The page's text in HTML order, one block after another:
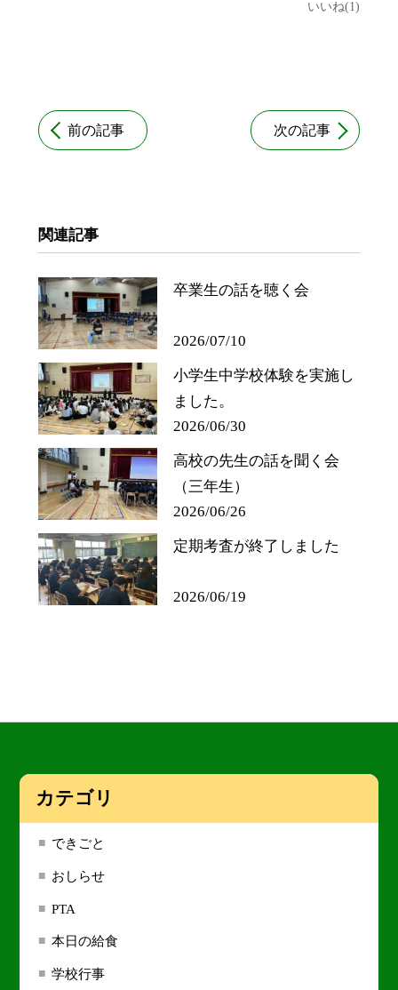
いいね(1)
前の記事 次の記事
関連記事
卒業生の話を聴く会
2026/07/10
小学生中学校体験を実施し
ました。
2026/06/30
高校の先生の話を聞く会
（三年生）
2026/06/26
定期考査が終了しました
2026/06/19
カテゴリ
できごと
おしらせ
PTA
本日の給食
学校行事